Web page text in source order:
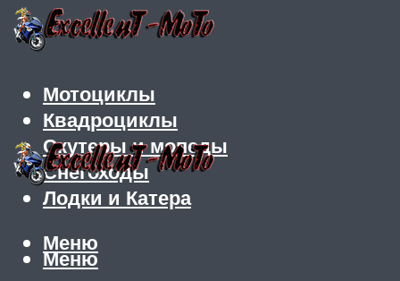
Мотоциклы
Квадроциклы
Скутеры и мопеды
Снегоходы
Лодки и Катера
Меню
Меню